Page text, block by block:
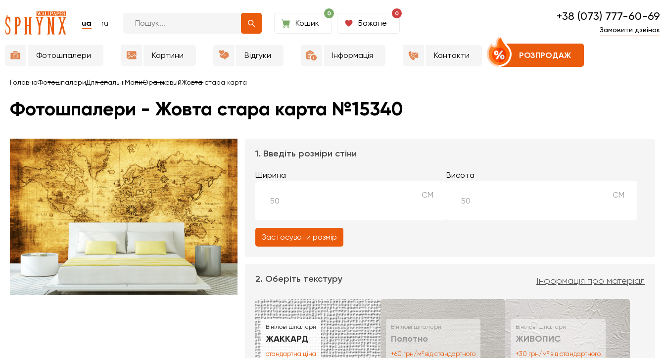
ua ru
0
Кошик
0
Бажане
+38 (073) 777-60-69
Замовити дзвінок
Фотошпалери Картини Відгуки Інформація Контакти РОЗПРОДАЖ
ГоловнаФотошпалериДля спальніМапиОранжевыйЖовта стара карта
Фотошпалери - Жовта стара карта №15340
1. Введіть розміри стіни
Ширина
СМ
Висота
СМ
Застосувати розмір
2. Оберіть текстуру Інформація про матеріал
Вінілові шпалери
ЖАККАРД
стандартна ціна
Вінілові шпалери
Полотно
+60 грн/м² від стандартного
Вінілові шпалери
ЖИВОПИС
+30 грн/м² від стандартного